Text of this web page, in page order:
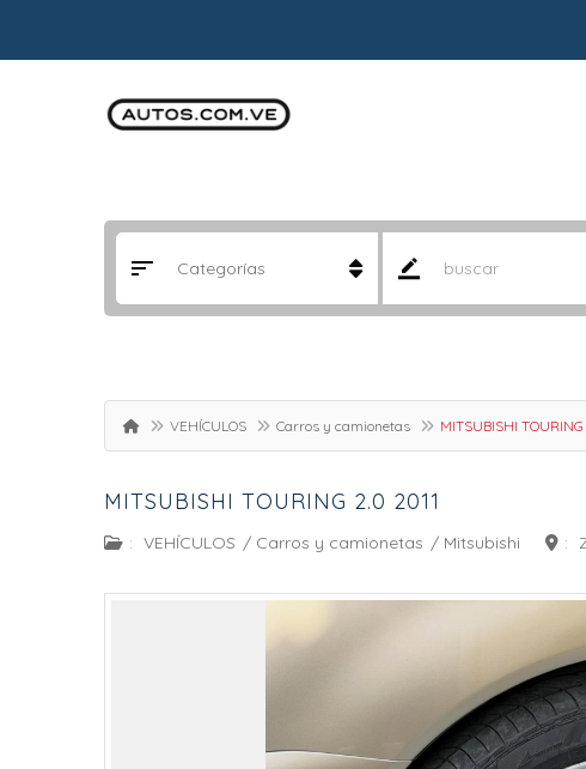
VEHÍCULOS Carros y camionetas MITSUBISHI TOURING
MITSUBISHI TOURING 2.0 2011
: VEHÍCULOS / Carros y camionetas / Mitsubishi :